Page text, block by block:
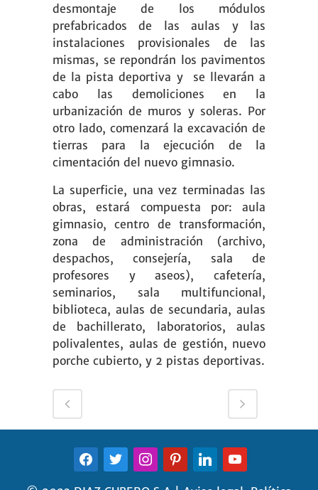
desmontaje de los módulos
prefabricados de las aulas y las
instalaciones provisionales de las
mismas, se repondrán los pavimentos
de la pista deportiva y se llevarán a
cabo las demoliciones en la
urbanización de muros y soleras. Por
otro lado, comenzará la excavación de
tierras para la ejecución de la
cimentación del nuevo gimnasio.
La superficie, una vez terminadas las
obras, estará compuesta por: aula
gimnasio, centro de transformación,
zona de administración (archivo,
despachos, consejería, sala de
profesores y aseos), cafetería,
seminarios, sala multifuncional,
biblioteca, aulas de secundaria, aulas
de bachillerato, laboratorios, aulas
polivalentes, aulas de gestión, nuevo
porche cubierto, y 2 pistas deportivas.
FACEBOOKTWITTERINSTAGRAMPINTERESTLINKEDINYOUTUBE